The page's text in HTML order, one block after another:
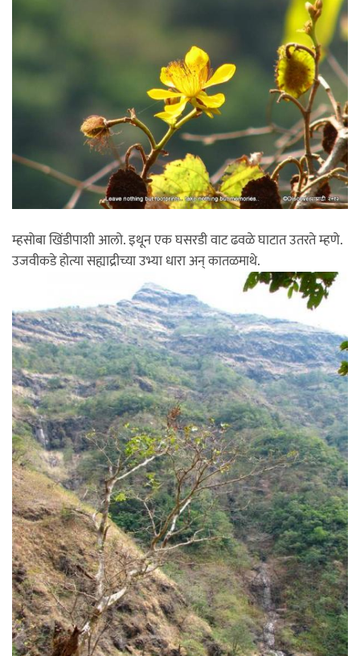
म्हसोबा खिंडीपाशी आलो. इथून एक घसरडी वाट ढवळे घाटात उतरते म्हणे.
उजवीकडे होत्या सह्याद्रीच्या उभ्या धारा अन् कातळमाथे.